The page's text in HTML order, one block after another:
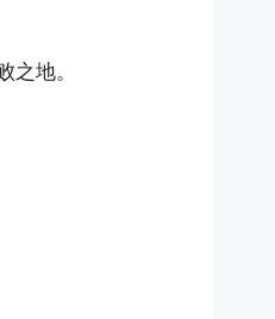
地。